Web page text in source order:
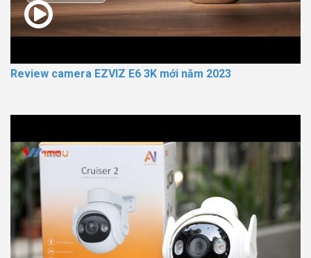
Review camera EZVIZ E6 3K mới năm 2023